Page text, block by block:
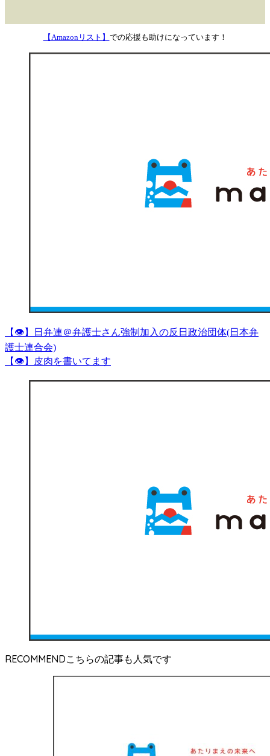
【Amazonリスト】 での応援も助けになっています！
【👁】日弁連＠弁護士さん強制加入の反日政治団体(日本弁
護士連合会)
【👁】皮肉を書いてます
RECOMMEND